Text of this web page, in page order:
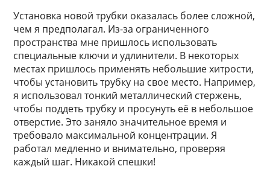
Установка новой трубки оказалась более сложной,
чем я предполагал. Из-за ограниченного
пространства мне пришлось использовать
специальные ключи и удлинители. В некоторых
местах пришлось применять небольшие хитрости,
чтобы установить трубку на свое место. Например,
я использовал тонкий металлический стержень,
чтобы поддеть трубку и просунуть её в небольшое
отверстие. Это заняло значительное время и
требовало максимальной концентрации. Я
работал медленно и внимательно, проверяя
каждый шаг. Никакой спешки!